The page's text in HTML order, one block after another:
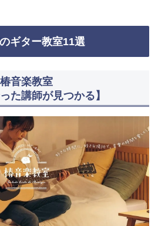
ギター教室11選
椿音楽教室
た講師が見つかる】